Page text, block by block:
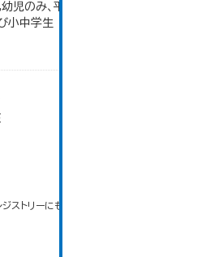
児のみ、平成20年度から令和元年
小中学生
ストリーにもアクセス可能です